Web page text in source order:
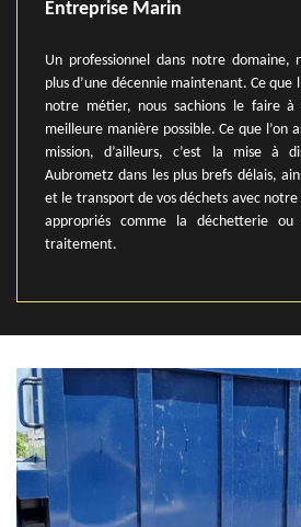
Entreprise Marin
Un professionnel dans notre domaine,
plus d’une décennie maintenant. Ce que
notre métier, nous sachions le faire
meilleure manière possible. Ce que l’on
mission, d’ailleurs, c’est la mise à
Aubrometz dans les plus brefs délais,
et le transport de vos déchets avec notre
appropriés comme la déchetterie
traitement.